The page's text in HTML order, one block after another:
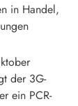
in Handel,
der 3G-
ein PCR-